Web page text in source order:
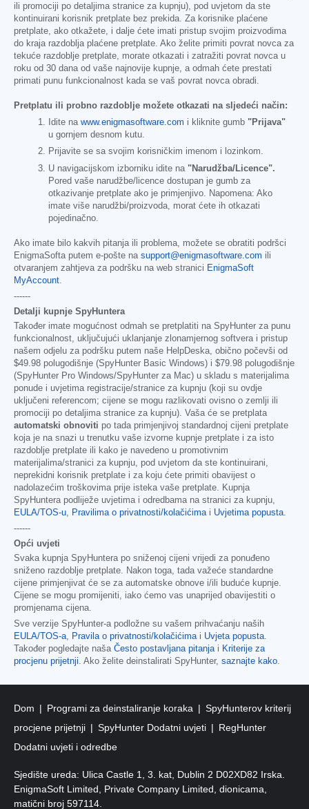
ili promociji po detaljima stranice za kupnju), pod uvjetom da ste
kontinuirani korisnik pretplate bez prekida. Za korisnike plaćene
pretplate, ako otkažete, i dalje ćete imati pristup svojim proizvodima
do kraja razdoblja plaćene pretplate. Ako želite primiti povrat novca za
tekuće razdoblje pretplate, morate otkazati i zatražiti povrat novca u
roku od 30 dana od vaše najnovije kupnje, a odmah ćete prestati
primati punu funkcionalnost kada se vaš povrat novca obradi.
Pretplatu ili probno razdoblje možete otkazati na sljedeći način:
Idite na www.enigmasoftware.com i kliknite gumb "Prijava"
u gornjem desnom kutu.
Prijavite se sa svojim korisničkim imenom i lozinkom.
U navigacijskom izborniku idite na "Narudžba/Licence".
Pored vaše narudžbe/licence dostupan je gumb za
otkazivanje pretplate ako je primjenjivo. Napomena: Ako
imate više narudžbi/proizvoda, morat ćete ih otkazati
pojedinačno.
Ako imate bilo kakvih pitanja ili problema, možete se obratiti podršci
EnigmaSofta putem e-pošte na support@enigmasoftware.com ili
otvaranjem zahtjeva za podršku na web stranici EnigmaSoft
MyAccount
------
Detalji kupnje SpyHuntera
Također imate mogućnost odmah se pretplatiti na SpyHunter za punu
funkcionalnost, uključujući uklanjanje zlonamjernog softvera i pristup
našem odjelu za podršku putem naše HelpDeska, obično počevši od
$49.98 polugodišnje (SpyHunter Basic Windows) i $79.98 polugodišnje
(SpyHunter Pro Windows/SpyHunter za Mac) u skladu s materijalima
ponude i uvjetima registracije/stranice za kupnju (koji su ovdje
uključeni referencom; cijene se mogu razlikovati ovisno o zemlji ili
promociji po detaljima stranice za kupnju). Vaša će se pretplata
automatski obnoviti po tada primjenjivoj standardnoj cijeni pretplate
koja je na snazi u trenutku vaše izvorne kupnje pretplate i za isto
razdoblje pretplate ili kako je navedeno u promotivnim
materijalima/stranici za kupnju, pod uvjetom da ste kontinuirani,
neprekidni korisnik pretplate i za koju ćete primiti obavijest o
nadolazećim troškovima prije isteka vaše pretplate. Kupnja
SpyHuntera podliježe uvjetima i odredbama na stranici za kupnju,
EULA/TOS-u
Pravilima o privatnosti/kolačićima i Uvjetima popusta
------
Opći uvjeti
Svaka kupnja SpyHuntera po sniženoj cijeni vrijedi za ponuđeno
sniženo razdoblje pretplate. Nakon toga, tada važeće standardne
cijene primjenjivat će se za automatske obnove i/ili buduće kupnje.
Cijene se mogu promijeniti, iako ćemo vas unaprijed obavijestiti o
promjenama cijena.
Sve verzije SpyHunter-a podložne su vašem prihvaćanju naših
EULA/TOS-a
Pravila o privatnosti/kolačićima i Uvjeta popusta
Također pogledajte naša Često postavljana pitanja i Kriterije za
procjenu prijetnji . Ako želite deinstalirati SpyHunter, saznajte kako
Dom Programi za deinstaliranje koraka
SpyHunterov kriterij
procjene prijetnji
SpyHunter Dodatni uvjeti
RegHunter
Dodatni uvjeti i odredbe
Sjedište ureda: Ulica Castle 1, 3. kat, Dublin 2 D02XD82 Irska.
EnigmaSoft Limited, Private Company Limited, dionicama,
matični broj 597114.